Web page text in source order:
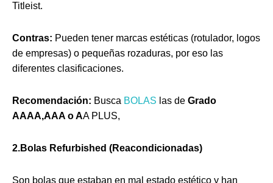
Titleist.
Contras: Pueden tener marcas estéticas (rotulador, logos
de empresas) o pequeñas rozaduras, por eso las
diferentes clasificaciones.
Recomendación: Busca BOLAS las de Grado
AAAA,AAA o AA PLUS,
2.Bolas Refurbished (Reacondicionadas)
Son bolas que estaban en mal estado estético y han